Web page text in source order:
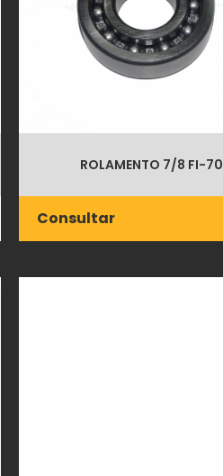
ROLAMENTO 7/8 FI-70
Consultar